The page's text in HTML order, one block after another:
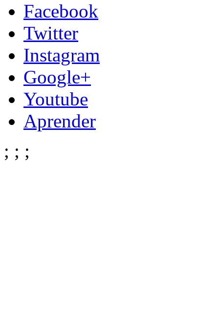
Facebook
Twitter
Instagram
Google+
Youtube
Aprender
; ; ;